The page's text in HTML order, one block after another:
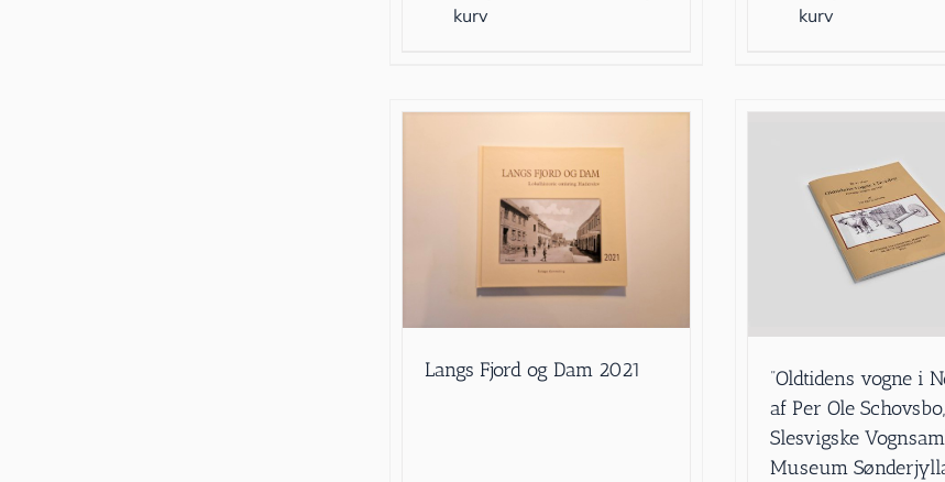
kurv
kurv
Langs Fjord og Dam 2021
”Oldtidens vogne i
af Per Ole Schovsbo,
Slesvigske
Museum